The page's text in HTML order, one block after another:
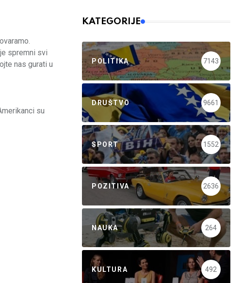
spremni svi
nas gurati u
su
KATEGORIJE
POLITIKA 7143
DRUŠTVO 9661
SPORT 1552
POZITIVA 2636
NAUKA 264
KULTURA 492